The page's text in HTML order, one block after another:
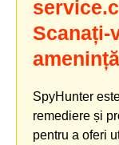
Scanați-
SpyHunter
remediere și
pentru a oferi